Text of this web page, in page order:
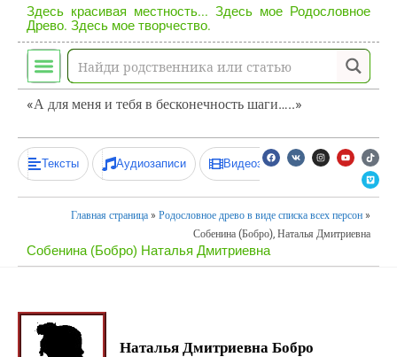
Здесь красивая местность... Здесь мое Родословное
Древо. Здесь мое творчество.
«А для меня и тебя в бесконечность шаги…..»
Тексты Аудиозаписи Видеозаписи
Главная страница » Родословное древо в виде списка всех персон »
Собенина (Бобро), Наталья Дмитриевна
Собенина (Бобро) Наталья Дмитриевна
Наталья Дмитриевна Бобро